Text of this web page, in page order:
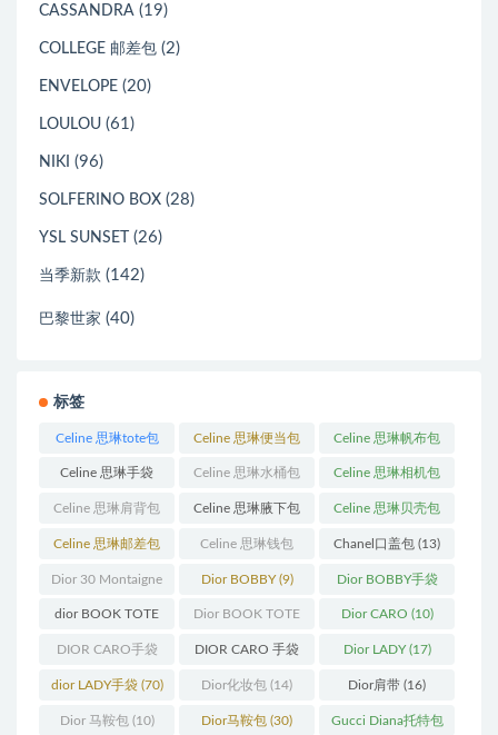
CASSANDRA (19)
COLLEGE 邮差包 (2)
ENVELOPE (20)
LOULOU (61)
NIKI (96)
SOLFERINO BOX (28)
YSL SUNSET (26)
当季新款 (142)
巴黎世家 (40)
标签
Celine 思琳tote包
(23)
Celine 思琳便当包
(14)
Celine 思琳帆布包
(18)
Celine 思琳手袋
(250)
Celine 思琳水桶包
(55)
Celine 思琳相机包
(11)
Celine 思琳肩背包
(12)
Celine 思琳腋下包
(10)
Celine 思琳贝壳包
(12)
Celine 思琳邮差包
(13)
Celine 思琳钱包
(10)
Chanel口盖包 (13)
Dior 30 Montaigne
蒙田(31)
Dior BOBBY(9) Dior BOBBY手袋
(26)
dior BOOK TOTE
(12)
Dior BOOK TOTE
手袋(163)
Dior CARO (10)
DIOR CARO手袋
(11)
DIOR CARO 手袋
(31)
Dior LADY(17)
dior LADY手袋(70) Dior化妆包 (14) Dior肩带 (16)
Dior 马鞍包(10) Dior马鞍包 (30) Gucci Diana托特包